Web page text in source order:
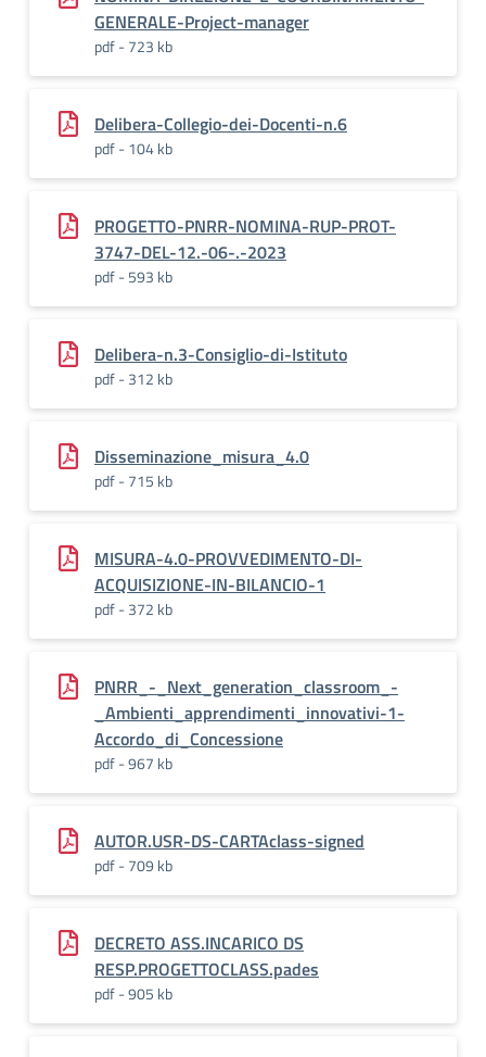
GENERALE-Project-manager
pdf - 723 kb
Delibera-Collegio-dei-Docenti-n.6
pdf - 104 kb
PROGETTO-PNRR-NOMINA-RUP-PROT-
3747-DEL-12.-06-.-2023
pdf - 593 kb
Delibera-n.3-Consiglio-di-Istituto
pdf - 312 kb
Disseminazione_misura_4.0
pdf - 715 kb
MISURA-4.0-PROVVEDIMENTO-DI-
ACQUISIZIONE-IN-BILANCIO-1
pdf - 372 kb
PNRR_-_Next_generation_classroom_-
_Ambienti_apprendimenti_innovativi-1-
Accordo_di_Concessione
pdf - 967 kb
AUTOR.USR-DS-CARTAclass-signed
pdf - 709 kb
DECRETO ASS.INCARICO DS
RESP.PROGETTOCLASS.pades
pdf - 905 kb